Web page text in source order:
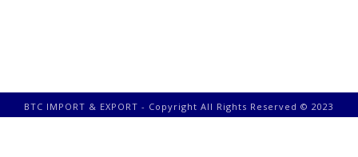
BTC IMPORT & EXPORT - Copyright All Rights Reserved © 2023